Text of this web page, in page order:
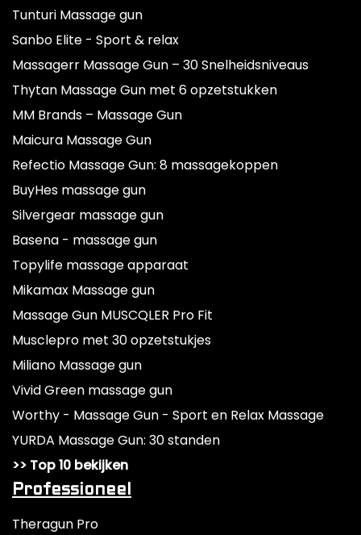
Tunturi Massage gun
Sanbo Elite - Sport & relax
Massagerr Massage Gun – 30 Snelheidsniveaus
Thytan Massage Gun met 6 opzetstukken
MM Brands – Massage Gun
Maicura Massage Gun
Refectio Massage Gun: 8 massagekoppen
BuyHes massage gun
Silvergear massage gun
Basena - massage gun
Topylife massage apparaat
Mikamax Massage gun
Massage Gun MUSCQLER Pro Fit
Musclepro met 30 opzetstukjes
Miliano Massage gun
Vivid Green massage gun
Worthy - Massage Gun - Sport en Relax Massage
YURDA Massage Gun: 30 standen
>> Top 10 bekijken
Professioneel
Theragun Pro